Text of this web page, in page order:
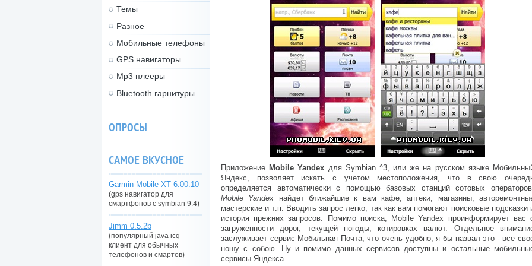
Приложение Mobile Yandex для Symbian ^3, или же на русском языке
Яндекс, позволяет искать с учетом местоположения, что в свою
определяется автоматически с помощью базовых станций сотовых
Mobile Yandex найдет ближайшие к вам кафе, аптеки, магазины,
мастерские и т.п. Вводить запрос легко, так как вам помогают поисковые подсказки
история прежних запросов. Помимо поиска, Mobile Yandex проинформирует вас
загруженности дорог, текущей погоды, котировках валют. Отдельное
заслуживает сервис Мобильная Почта, что очень удобно, я бы назвал это - все
ношу с собою. Ну и помимо данных сервисов доступны и остальные
сервисы Яндекса.
Темы
Разное
Мобильные телефоны
GPS навигаторы
Mp3 плееры
Bluetooth гарнитуры
ОПРОСЫ
САМОЕ ВКУСНОЕ
Garmin Mobile XT 6.00.10
(gps навигатор для
смартфонов с symbian 9.4)
Jimm 0.5.2b
(популярный java icq
клиент для обычных
телефонов и смартов)